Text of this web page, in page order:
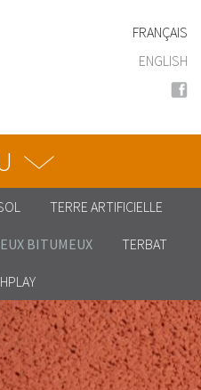
FRANÇAIS
ENGLISH
TERRE ARTIFICIELLE
BITUMEUX TERBAT